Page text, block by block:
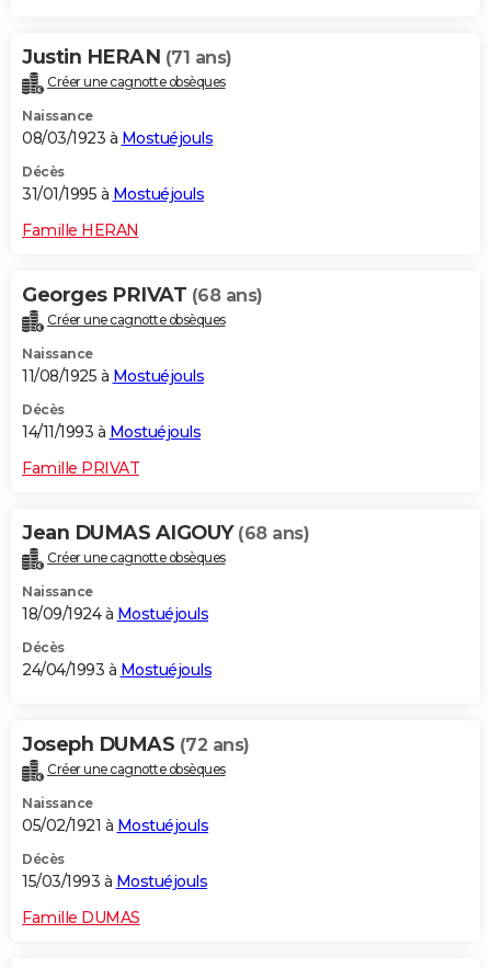
Justin HERAN (71 ans)
Créer une cagnotte obsèques
Naissance
08/03/1923 à Mostuéjouls
Décès
31/01/1995 à Mostuéjouls
Famille HERAN
Georges PRIVAT (68 ans)
Créer une cagnotte obsèques
Naissance
11/08/1925 à Mostuéjouls
Décès
14/11/1993 à Mostuéjouls
Famille PRIVAT
Jean DUMAS AIGOUY (68 ans)
Créer une cagnotte obsèques
Naissance
18/09/1924 à Mostuéjouls
Décès
24/04/1993 à Mostuéjouls
Joseph DUMAS (72 ans)
Créer une cagnotte obsèques
Naissance
05/02/1921 à Mostuéjouls
Décès
15/03/1993 à Mostuéjouls
Famille DUMAS